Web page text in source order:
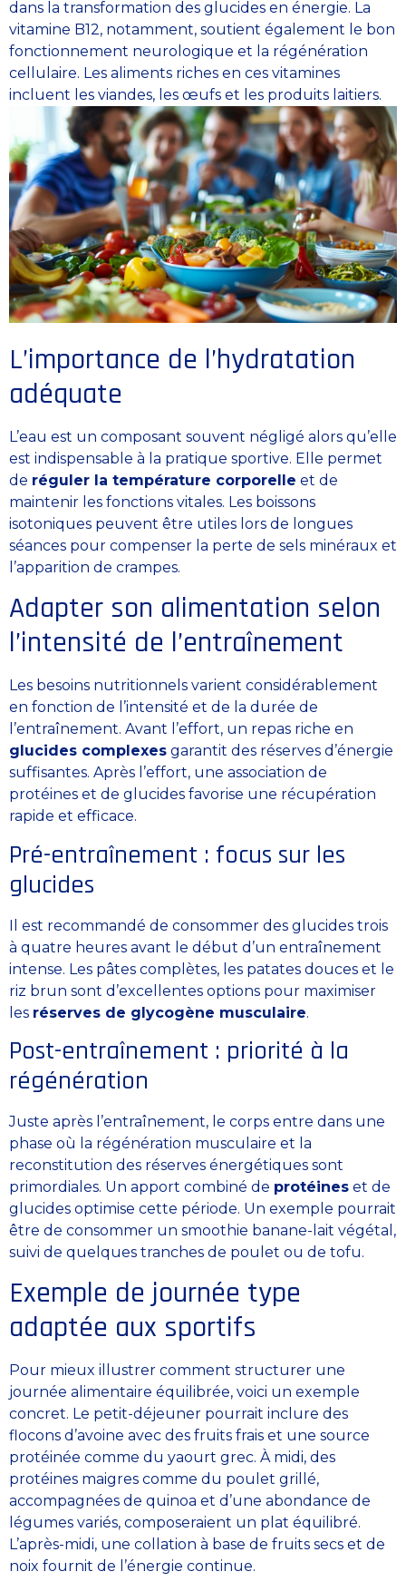
dans la transformation des glucides en énergie. La
vitamine B12, notamment, soutient également le bon
fonctionnement neurologique et la régénération
cellulaire. Les aliments riches en ces vitamines
incluent les viandes, les œufs et les produits laitiers.
L’importance de l’hydratation
adéquate
L’eau est un composant souvent négligé alors qu’elle
est indispensable à la pratique sportive. Elle permet
de réguler la température corporelle et de
maintenir les fonctions vitales. Les boissons
isotoniques peuvent être utiles lors de longues
séances pour compenser la perte de sels minéraux et
l’apparition de crampes.
Adapter son alimentation selon
l’intensité de l’entraînement
Les besoins nutritionnels varient considérablement
en fonction de l’intensité et de la durée de
l’entraînement. Avant l’effort, un repas riche en
glucides complexes garantit des réserves d’énergie
suffisantes. Après l’effort, une association de
protéines et de glucides favorise une récupération
rapide et efficace.
Pré-entraînement : focus sur les
glucides
Il est recommandé de consommer des glucides trois
à quatre heures avant le début d’un entraînement
intense. Les pâtes complètes, les patates douces et le
riz brun sont d’excellentes options pour maximiser
les réserves de glycogène musculaire.
Post-entraînement : priorité à la
régénération
Juste après l’entraînement, le corps entre dans une
phase où la régénération musculaire et la
reconstitution des réserves énergétiques sont
primordiales. Un apport combiné de protéines et de
glucides optimise cette période. Un exemple pourrait
être de consommer un smoothie banane-lait végétal,
suivi de quelques tranches de poulet ou de tofu.
Exemple de journée type
adaptée aux sportifs
Pour mieux illustrer comment structurer une
journée alimentaire équilibrée, voici un exemple
concret. Le petit-déjeuner pourrait inclure des
flocons d’avoine avec des fruits frais et une source
protéinée comme du yaourt grec. À midi, des
protéines maigres comme du poulet grillé,
accompagnées de quinoa et d’une abondance de
légumes variés, composeraient un plat équilibré.
L’après-midi, une collation à base de fruits secs et de
noix fournit de l’énergie continue.